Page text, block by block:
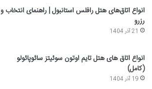
انواع اتاق‌های هتل رافلس استانبول | راهنمای انتخاب و
رزرو
21 آذر 1404
انواع اتاق های هتل تایم اوتون سوئیتز سائوپائولو
(کامل)
19 آذر 1404